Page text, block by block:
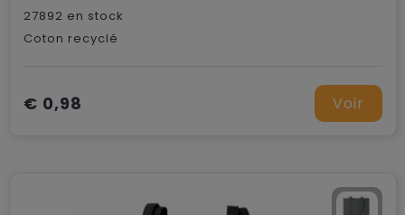
27892 en stock
Coton recyclé
€ 0,98 Voir